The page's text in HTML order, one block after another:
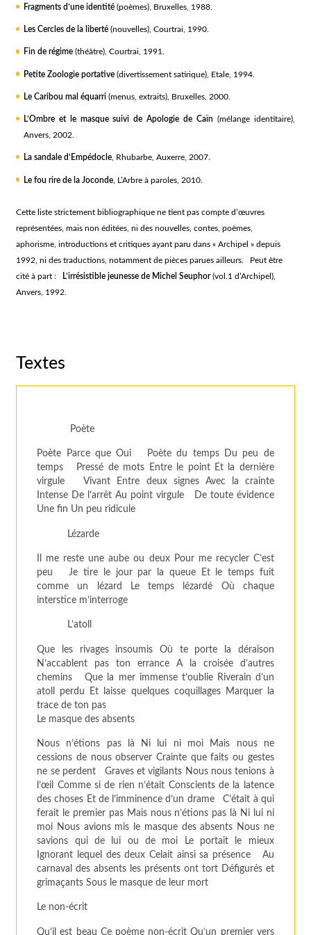
Fragments d’une identité(poèmes), Bruxelles, 1988.
Les Cercles de la liberté(nouvelles), Courtrai, 1990.
Fin de régime(théâtre), Courtrai, 1991.
Petite Zoologie portative(divertissement satirique), Etale, 1994.
Le Caribou mal équarri(menus, extraits), Bruxelles, 2000.
L’Ombre et le masque suivi de Apologie de Caïn (mélange identitaire),
Anvers, 2002.
La sandale d’Empédocle, Rhubarbe, Auxerre, 2007.
Le fou rire de la Joconde, L’Arbre à paroles, 2010.
Cette liste strictement bibliographique ne tient pas compte d’œuvres
représentées, mais non éditées, ni des nouvelles, contes, poèmes,
aphorisme, introductions et critiques ayant paru dans « Archipel » depuis
1992, ni des traductions, notamment de pièces parues ailleurs. Peut être
cité à part :
L’irrésistible jeunesse de Michel Seuphor(vol.1 d’Archipel),
Anvers, 1992.
Textes
Poète
Poète Parce que Oui Poète du temps Du peu de
temps Pressé de mots Entre le point Et la dernière
virgule Vivant Entre deux signes Avec la crainte
Intense De l’arrêt Au point virgule De toute évidence
Une fin Un peu ridicule
Lézarde
Il me reste une aube ou deux Pour me recycler C’est
peu Je tire le jour par la queue Et le temps fuit
comme un lézard Le temps lézardé Où chaque
interstice m’interroge
L’atoll
Que les rivages insoumis Où te porte la déraison
N’accablent pas ton errance A la croisée d’autres
chemins Que la mer immense t’oublie Riverain d’un
atoll perdu Et laisse quelques coquillages Marquer la
trace de ton pas
Le masque des absents
Nous n’étions pas là Ni lui ni moi Mais nous ne
cessions de nous observer Crainte que faits ou gestes
ne se perdent Graves et vigilants Nous nous tenions à
l’œil Comme si de rien n’était Conscients de la latence
des choses Et de l’imminence d’un drame C’était à qui
ferait le premier pas Mais nous n’étions pas là Ni lui ni
moi Nous avions mis le masque des absents Nous ne
savions qui de lui ou de moi Le portait le mieux
Ignorant lequel des deux Celait ainsi sa présence Au
carnaval des absents les présents ont tort Défigurés et
grimaçants Sous le masque de leur mort
Le non-écrit
Qu’il est beau Ce poème non-écrit Qu’un premier vers